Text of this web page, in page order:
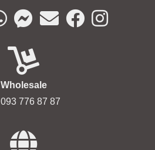
Wholesale
093 776 87 87